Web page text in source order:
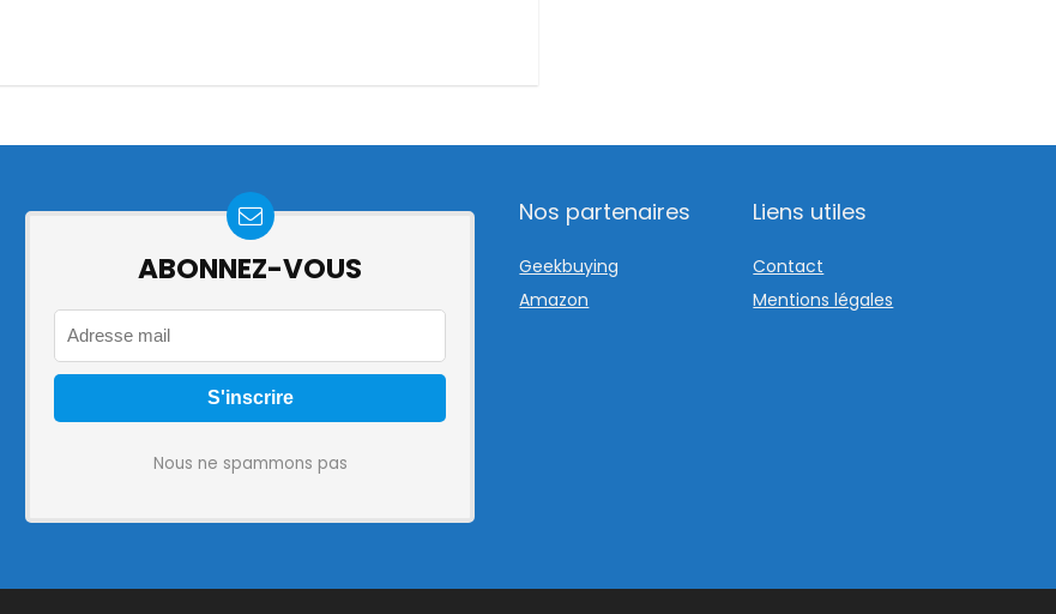
ABONNEZ-VOUS
Nous ne spammons pas
Nos partenaires
Geekbuying
Amazon
Liens utiles
Contact
Mentions légales